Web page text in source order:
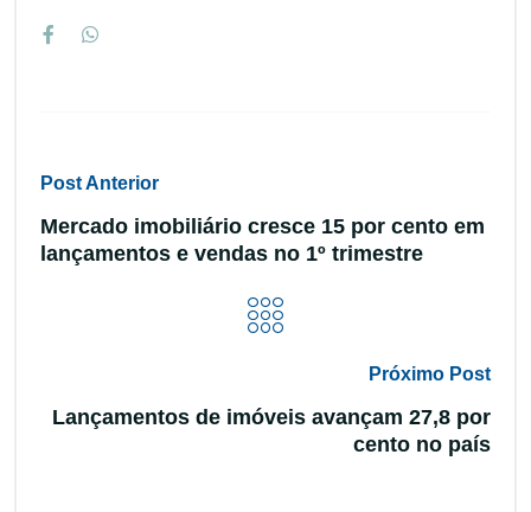
Post Anterior
Mercado imobiliário cresce 15 por cento em
lançamentos e vendas no 1º trimestre
Próximo Post
Lançamentos de imóveis avançam 27,8 por
cento no país